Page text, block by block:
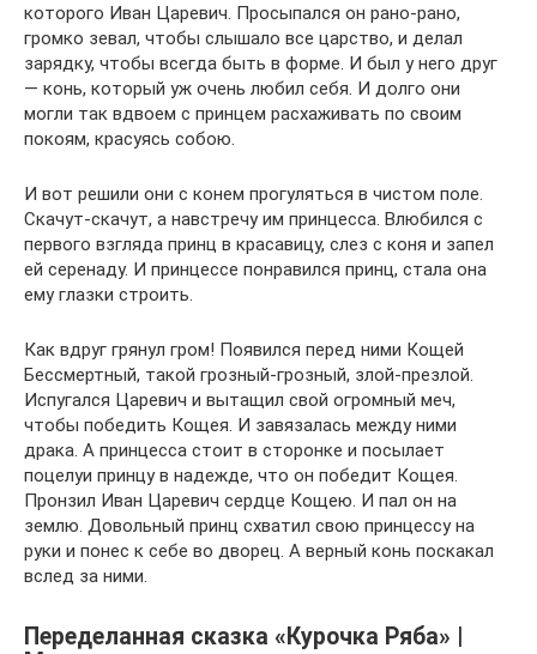
которого Иван Царевич. Просыпался он рано-рано,
громко зевал, чтобы слышало все царство, и делал
зарядку, чтобы всегда быть в форме. И был у него друг
— конь, который уж очень любил себя. И долго они
могли так вдвоем с принцем расхаживать по своим
покоям, красуясь собою.
И вот решили они с конем прогуляться в чистом поле.
Скачут-скачут, а навстречу им принцесса. Влюбился с
первого взгляда принц в красавицу, слез с коня и запел
ей серенаду. И принцессе понравился принц, стала она
ему глазки строить.
Как вдруг грянул гром! Появился перед ними Кощей
Бессмертный, такой грозный-грозный, злой-презлой.
Испугался Царевич и вытащил свой огромный меч,
чтобы победить Кощея. И завязалась между ними
драка. А принцесса стоит в сторонке и посылает
поцелуи принцу в надежде, что он победит Кощея.
Пронзил Иван Царевич сердце Кощею. И пал он на
землю. Довольный принц схватил свою принцессу на
руки и понес к себе во дворец. А верный конь поскакал
вслед за ними.
Переделанная сказка «Курочка Ряба» |